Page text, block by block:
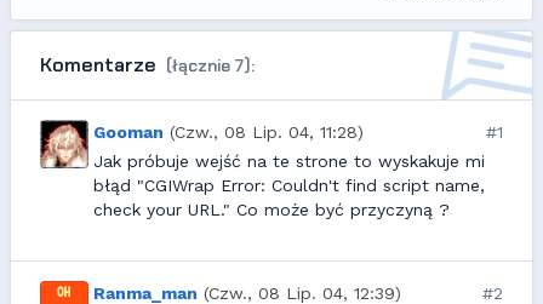
Komentarze (łącznie 7):
Gooman (Czw., 08 Lip. 04, 11:28)
#1
Jak próbuje wejść na te strone to wyskakuje mi
błąd "CGIWrap Error: Couldn't find script name,
check your URL." Co może być przyczyną ?
Ranma_man (Czw., 08 Lip. 04, 12:39)
#2